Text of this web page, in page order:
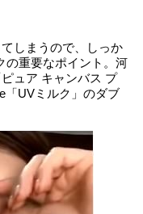
しまうので、しっか
の重要なポイント。河
ュア キャンバス プ
「UVミルク」のダブ